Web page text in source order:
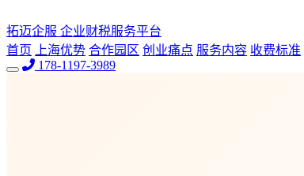
拓迈企服 企业财税服务平台
首页
上海优势 合作园区 创业痛点 服务内容 收费标准
178-1197-3989